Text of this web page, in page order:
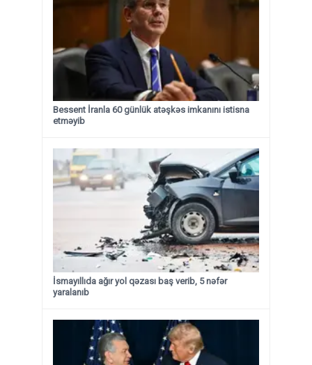
Bessent İranla 60 günlük atəşkəs imkanını istisna
etməyib
İsmayıllıda ağır yol qəzası baş verib, 5 nəfər
yaralanıb